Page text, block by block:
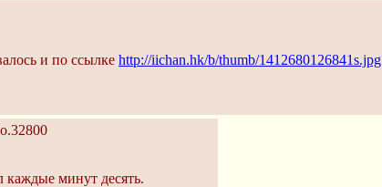
и по ссылке http://iichan.hk/b/thumb/1412680126841s.jpg
минут десять.